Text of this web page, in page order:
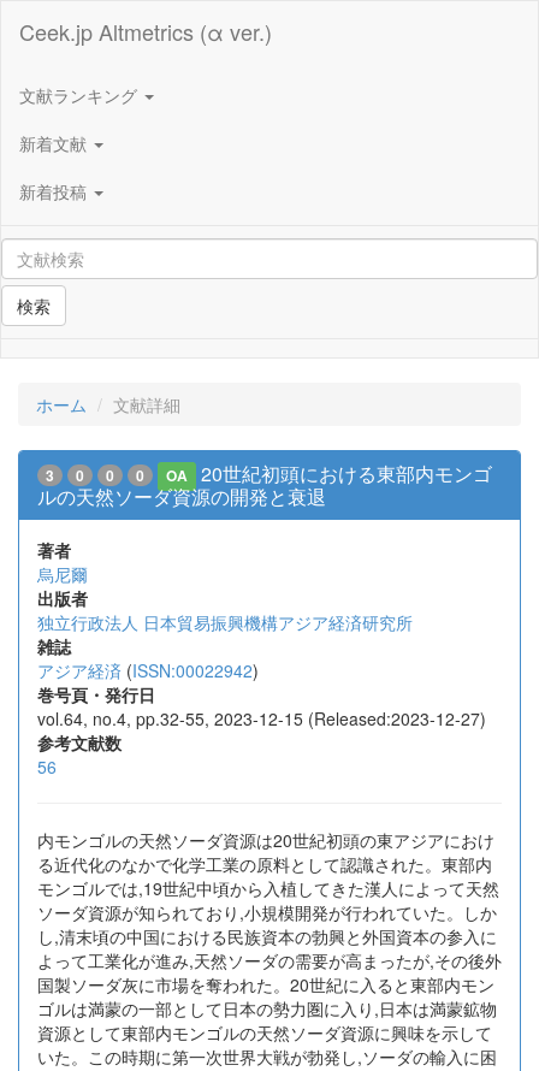
Ceek.jp Altmetrics (α ver.)
文献ランキング
新着文献
新着投稿
検索
ホーム 文献詳細
3 0 0 0 OA
20世紀初頭における東部内モンゴ
ルの天然ソーダ資源の開発と衰退
著者
烏尼爾
出版者
独立行政法人 日本貿易振興機構アジア経済研究所
雑誌
アジア経済 (ISSN:00022942)
巻号頁・発行日
vol.64, no.4, pp.32-55, 2023-12-15 (Released:2023-12-27)
参考文献数
56
内モンゴルの天然ソーダ資源は20世紀初頭の東アジアにおけ
る近代化のなかで化学工業の原料として認識された。東部内
モンゴルでは,19世紀中頃から入植してきた漢人によって天然
ソーダ資源が知られており,小規模開発が行われていた。しか
し,清末頃の中国における民族資本の勃興と外国資本の参入に
よって工業化が進み,天然ソーダの需要が高まったが,その後外
国製ソーダ灰に市場を奪われた。20世紀に入ると東部内モン
ゴルは満蒙の一部として日本の勢力圏に入り,日本は満蒙鉱物
資源として東部内モンゴルの天然ソーダ資源に興味を示して
いた。この時期に第一次世界大戦が勃発し,ソーダの輸入に困